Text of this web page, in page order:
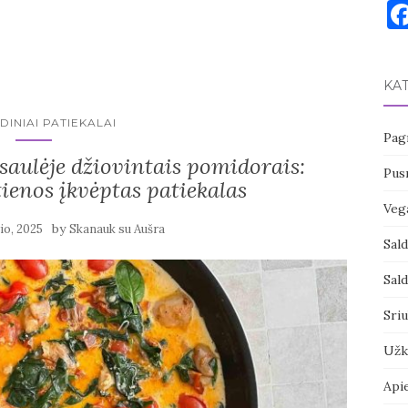
PATIEKALAI
džiovintais pomidorais:
įkvėptas patiekalas
2025 bySkanauk su Aušra